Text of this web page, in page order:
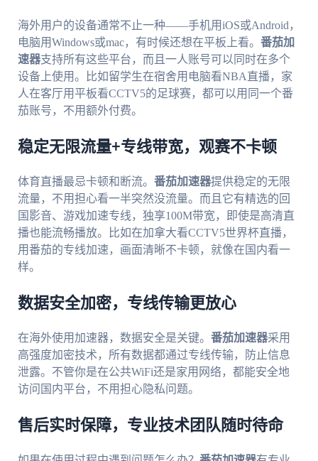
海外用户的设备通常不止一种——手机用iOS或Android，
电脑用Windows或mac，有时候还想在平板上看。 番茄加
速器支持所有这些平台，而且一人账号可以同时在多个
设备上使用。比如留学生在宿舍用电脑看NBA直播，家
人在客厅用平板看CCTV5的足球赛，都可以用同一个番
茄账号，不用额外付费。
稳定无限流量+专线带宽，观赛不卡顿
体育直播最忌卡顿和断流。 番茄加速器提供稳定的无限
流量，不用担心看一半突然没流量。而且它有精选的回
国影音、游戏加速专线，独享100M带宽，即使是高清直
播也能流畅播放。比如在加拿大看CCTV5世界杯直播，
用番茄的专线加速，画面清晰不卡顿，就像在国内看一
样。
数据安全加密，专线传输更放心
在海外使用加速器，数据安全是关键。 番茄加速器采用
高强度加密技术，所有数据都通过专线传输，防止信息
泄露。不管你是在公共WiFi还是家用网络，都能安全地
访问国内平台，不用担心隐私问题。
售后实时保障，专业技术团队随时待命